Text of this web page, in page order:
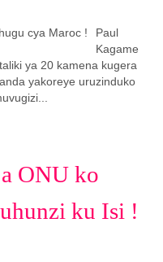
Paul
Kagame
ya 20 kamena kugera
yakoreye uruzinduko
ONU ko
ku Isi !